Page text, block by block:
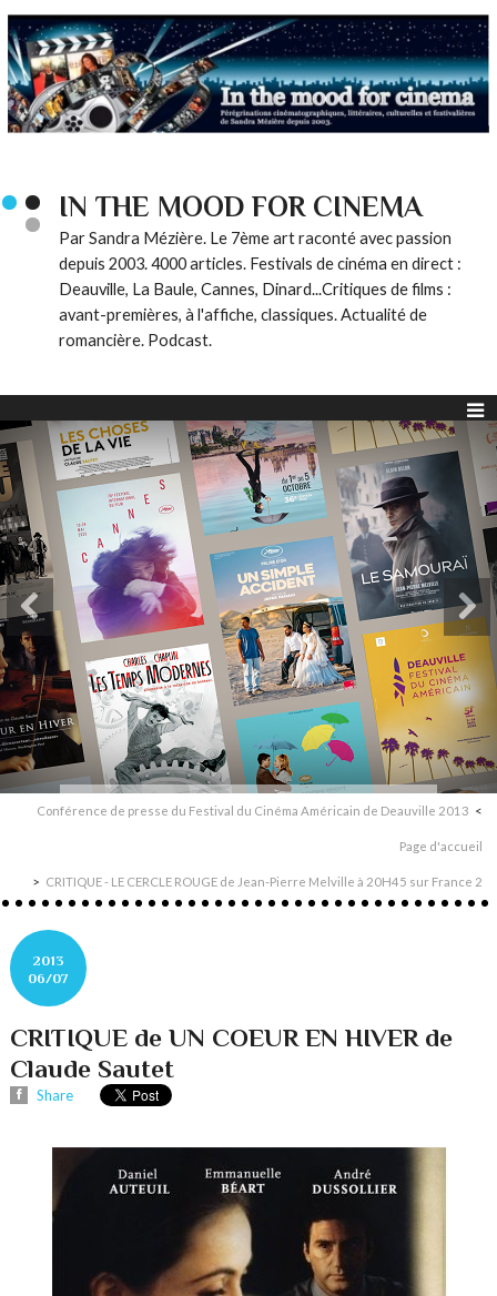
IN THE MOOD FOR CINEMA
Par Sandra Mézière. Le 7ème art raconté avec passion
depuis 2003. 4000 articles. Festivals de cinéma en direct :
Deauville, La Baule, Cannes, Dinard...Critiques de films :
avant-premières, à l'affiche, classiques. Actualité de
romancière. Podcast.
Conférence de presse du Festival du Cinéma Américain de Deauville 2013
Page d'accueil
CRITIQUE - LE CERCLE ROUGE de Jean-Pierre Melville à 20H45 sur France 2
2013
06/07
CRITIQUE de UN COEUR EN HIVER de
Claude Sautet
Share